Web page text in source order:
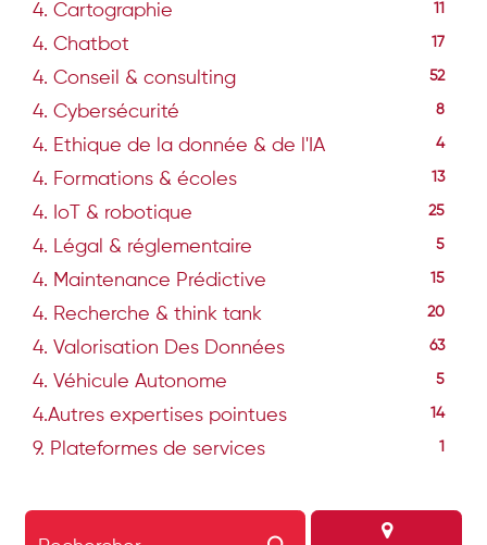
4. Cartographie
4. Chatbot 17
4. Conseil & consulting 52
4. Cybersécurité 8
4. Ethique de la donnée & de l'IA 4
4. Formations & écoles 13
4. IoT & robotique 25
4. Légal & réglementaire 5
4. Maintenance Prédictive 15
4. Recherche & think tank 20
4. Valorisation Des Données 63
4. Véhicule Autonome 5
4.Autres expertises pointues 14
9. Plateformes de services